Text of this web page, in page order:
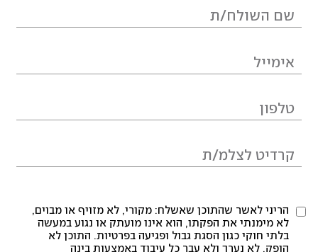
הריני לאשר שהתוכן שאשלח: מקורי, לא מזויף או מבוים,
לא מימנתי את הפקתו, הוא אינו מועתק או נגוע במעשה
בלתי חוקי כגון הסגת גבול ופגיעה בפרטיות. התוכן לא
הופק, לא נערך ולא עבר כל עיבוד באמצעות בינה